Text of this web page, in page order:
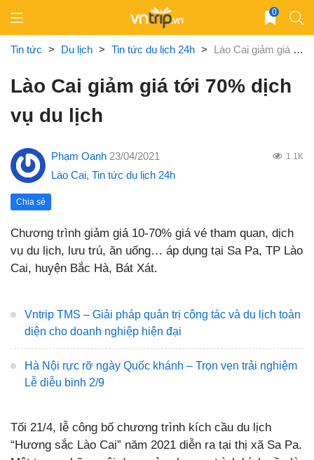
content
0
Tin tức > Du lịch > Tin tức du lịch 24h > Lào Cai giảm giá tới 70% dịch vụ du lịch
Lào Cai giảm giá tới 70% dịch
vụ du lịch
Phạm Oanh 23/04/2021 1.1K
Lào Cai, Tin tức du lịch 24h
Chia sẻ
Chương trình giảm giá 10-70% giá vé tham quan, dịch
vụ du lịch, lưu trú, ăn uống… áp dụng tại Sa Pa, TP Lào
Cai, huyện Bắc Hà, Bát Xát.
Vntrip TMS – Giải pháp quản trị công tác và du lịch toàn
diện cho doanh nghiệp hiện đại
Hà Nội rực rỡ ngày Quốc khánh – Trọn vẹn trải nghiệm
Lễ diễu binh 2/9
Tối 21/4, lễ công bố chương trình kích cầu du lịch
“Hương sắc Lào Cai” năm 2021 diễn ra tại thị xã Sa Pa.